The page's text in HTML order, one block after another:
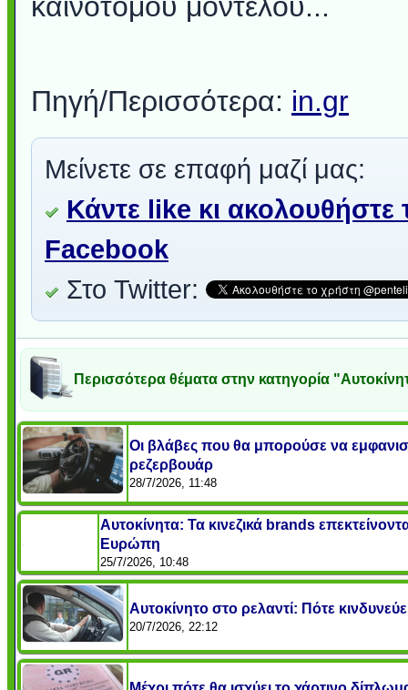
καινοτόμου μοντέλου...
Πηγή/Περισσότερα: in.gr
Μείνετε σε επαφή μαζί μας:
Κάντε like κι ακολουθήστε
Facebook
Στο Twitter:
Περισσότερα θέματα στην κατηγορία
Οι βλάβες που θα μπορούσε να
ρεζερβουάρ
28/7/2026, 11:48
Αυτοκίνητα: Τα κινεζικά brands
Ευρώπη
25/7/2026, 10:48
Αυτοκίνητο στο ρελαντί: Πότε
20/7/2026, 22:12